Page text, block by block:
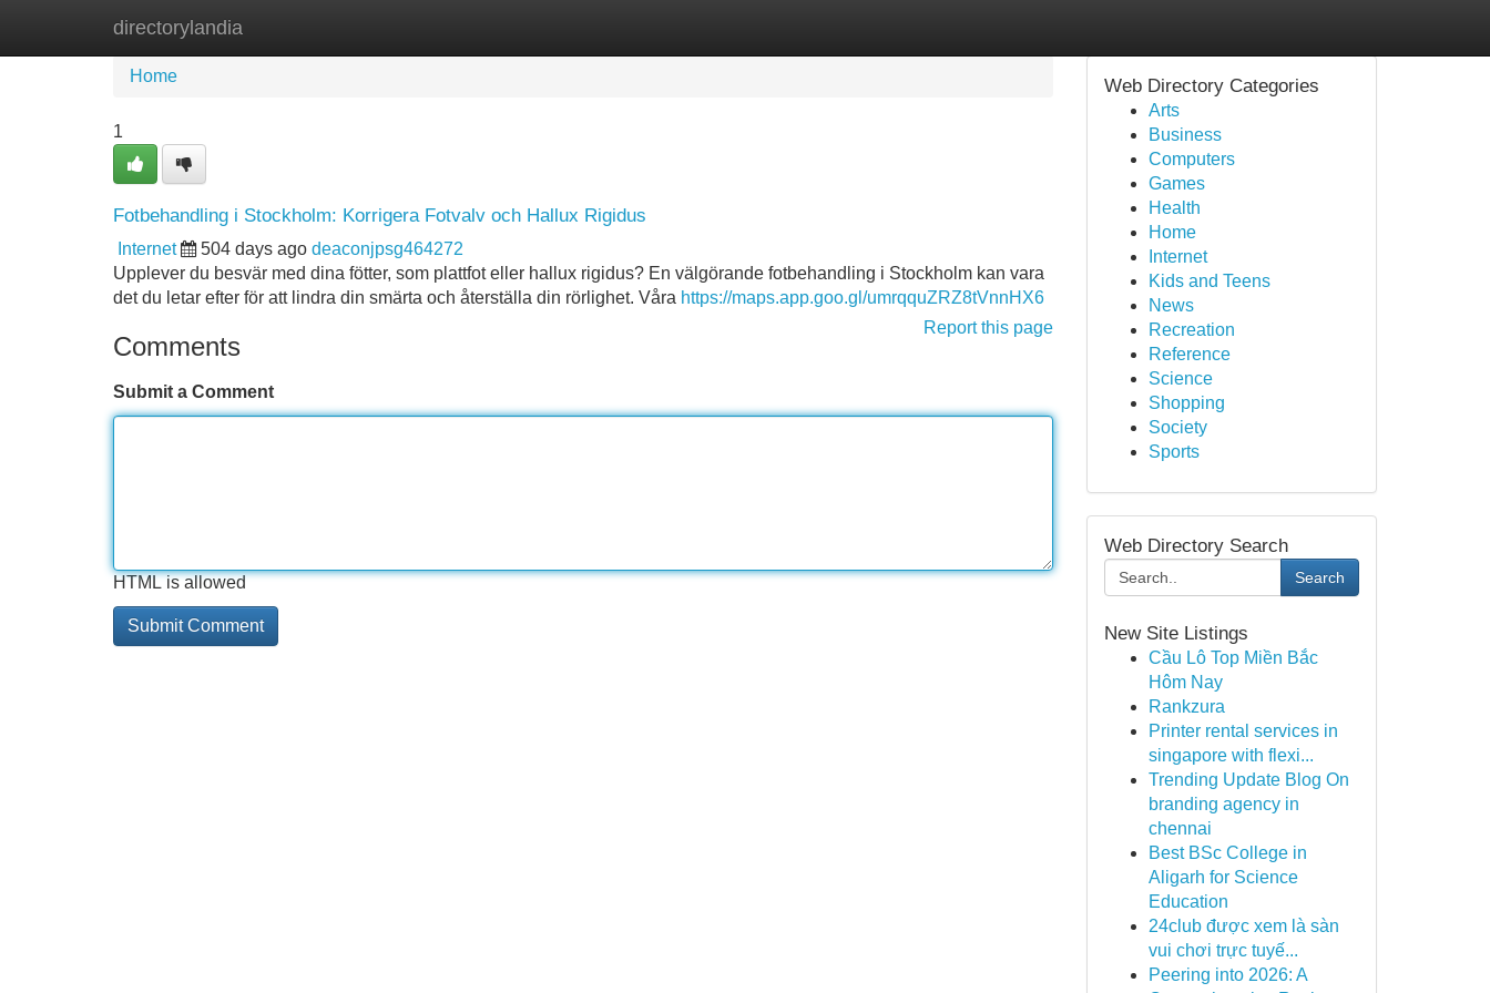
directorylandia
Home New Site Listings
Home
1
Fotbehandling i Stockholm: Korrigera Fotvalv och Hallux Rigidus
Internet 504 days ago deaconjpsg464272
Upplever du besvär med dina fötter, som plattfot eller hallux rigidus? En välgörande fotbehandling i Stockholm kan vara
det du letar efter för att lindra din smärta och återställa din rörlighet. Våra https://maps.app.goo.gl/umrqquZRZ8tVnnHX6
Report this page
Comments
Submit a Comment
HTML is allowed
Web Directory Categories
Arts
Business
Computers
Games
Health
Home
Internet
Kids and Teens
News
Recreation
Reference
Science
Shopping
Society
Sports
Web Directory Search
Search
New Site Listings
Cầu Lô Top Miền Bắc
Hôm Nay
Rankzura
Printer rental services in
singapore with flexi...
Trending Update Blog On
branding agency in
chennai
Best BSc College in
Aligarh for Science
Education
24club được xem là sàn
vui chơi trực tuyế...
Peering into 2026: A